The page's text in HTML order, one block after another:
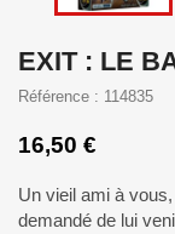
EXIT : LE
Référence : 114835
16,50 €
Un vieil ami à
demandé de lui